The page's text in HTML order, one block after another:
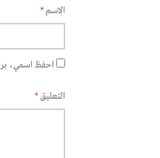
الاسم*
احفظ اسمي،
التعليق*